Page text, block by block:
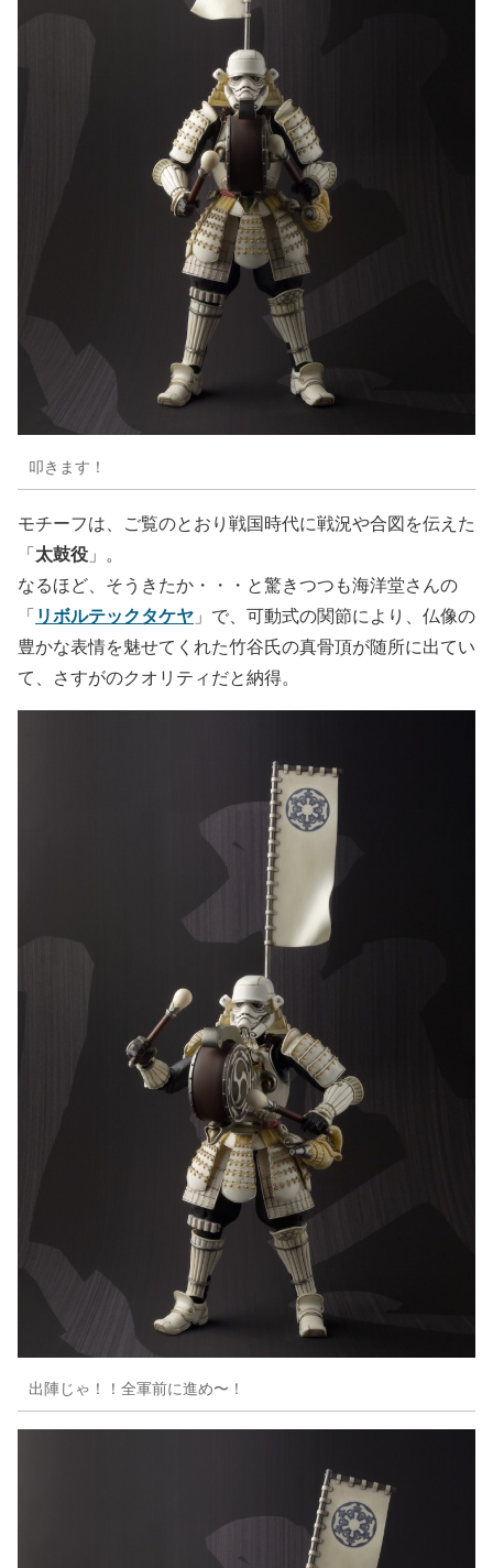
叩きます！
モチーフは、ご覧のとおり戦国時代に戦況や合図を伝えた
「太鼓役 」。
なるほど、そうきたか・・・と驚きつつも海洋堂さんの
「リボルテックタケヤ 」で、可動式の関節により、仏像の
豊かな表情を魅せてくれた竹谷氏の真骨頂が随所に出てい
て、さすがのクオリティだと納得。
出陣じゃ！！全軍前に進め〜！